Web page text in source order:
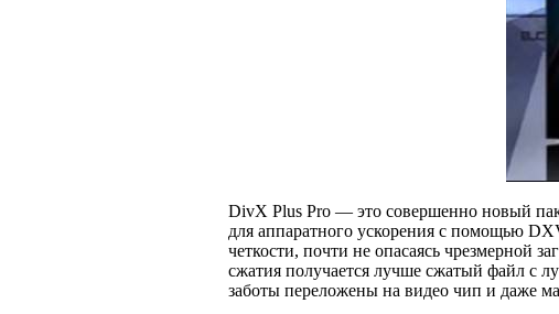
DivX Plus Pro — это совершенно новый
для аппаратного ускорения с помощью
четкости, почти не опасаясь чрезмерной
сжатия получается лучше сжатый файл с
заботы переложены на видео чип и даже